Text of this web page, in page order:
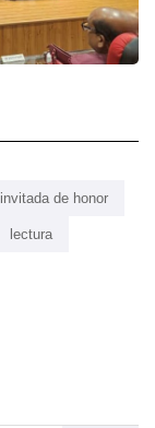
invitada de honor
lectura